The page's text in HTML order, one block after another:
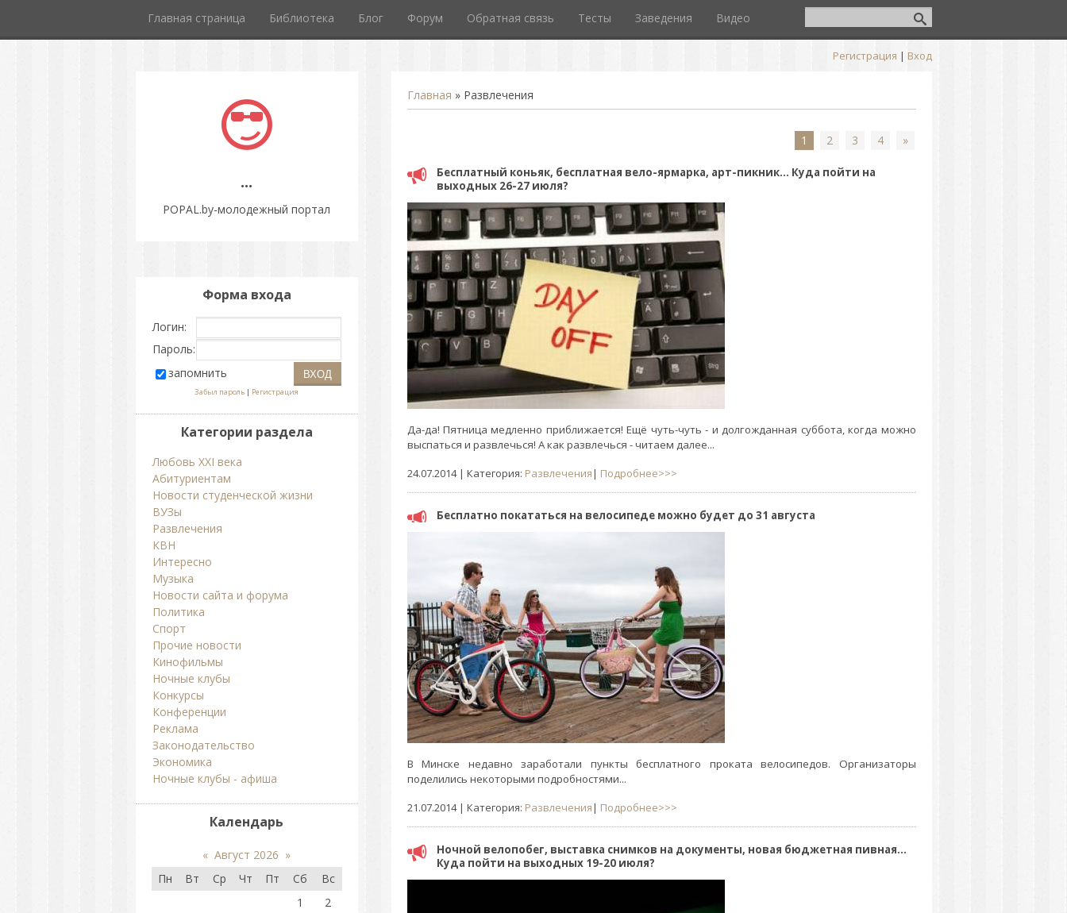
Главная страница Библиотека Блог Форум Обратная связь Тесты Заведения Видео
Регистрация | Вход
...
POPAL.by-молодежный портал
Главная » Развлечения
1 2 3 4 »
Бесплатный коньяк, бесплатная вело-ярмарка, арт-пикник... Куда пойти на
выходных 26-27 июля?
Да-да! Пятница медленно приближается! Ещё чуть-чуть - и долгожданная суббота, когда можно
выспаться и развлечься! А как развлечься - читаем далее...
24.07.2014| Категория: Развлечения| Подробнее>>>
Бесплатно покататься на велосипеде можно будет до 31 августа
В Минске недавно заработали пункты бесплатного проката велосипедов. Организаторы
поделились некоторыми подробностями...
21.07.2014| Категория: Развлечения| Подробнее>>>
Ночной велопобег, выставка снимков на документы, новая бюджетная пивная...
Куда пойти на выходных 19-20 июля?
Форма входа
Логин:
Пароль:
запомнить
Забыл пароль | Регистрация
Категории раздела
Любовь ХХI века
Абитуриентам
Новости студенческой жизни
ВУЗы
Развлечения
КВН
Интересно
Музыка
Новости сайта и форума
Политика
Спорт
Прочие новости
Кинофильмы
Ночные клубы
Конкурсы
Конференции
Реклама
Законодательство
Экономика
Ночные клубы - афиша
Календарь
« Август 2026 »
Пн
Вт Ср Чт Пт Сб
Вс
1
2